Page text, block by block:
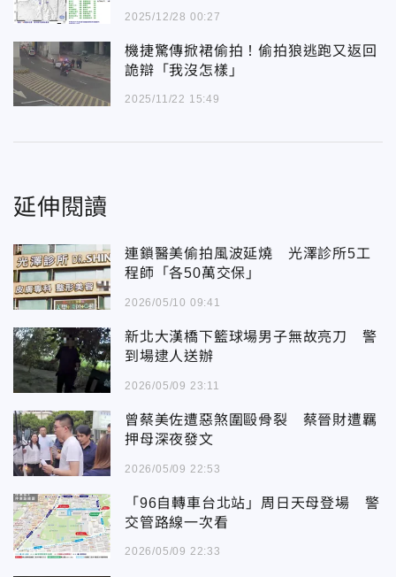
2025/12/28 00:27
機捷驚傳掀裙偷拍！偷拍狼逃跑又返回
詭辯「我沒怎樣」
2025/11/22 15:49
延伸閱讀
連鎖醫美偷拍風波延燒 光澤診所5工
程師「各50萬交保」
2026/05/10 09:41
新北大漢橋下籃球場男子無故亮刀 警
到場逮人送辦
2026/05/09 23:11
曾蔡美佐遭惡煞圍毆骨裂 蔡晉財遭羈
押母深夜發文
2026/05/09 22:53
「96自轉車台北站」周日天母登場 警
交管路線一次看
2026/05/09 22:33